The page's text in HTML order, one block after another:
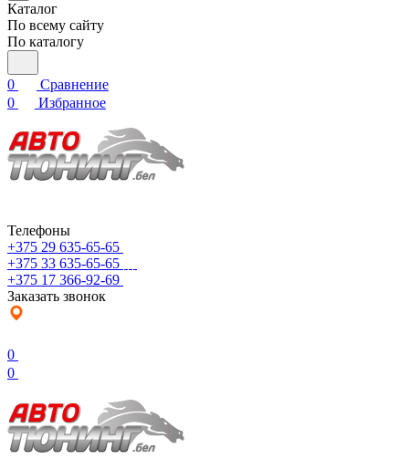
Каталог
По всему сайту
По каталогу
0
Сравнение
0
Избранное
Телефоны
+375 29 635-65-65
+375 33 635-65-65
+375 17 366-92-69
Заказать звонок
0
0